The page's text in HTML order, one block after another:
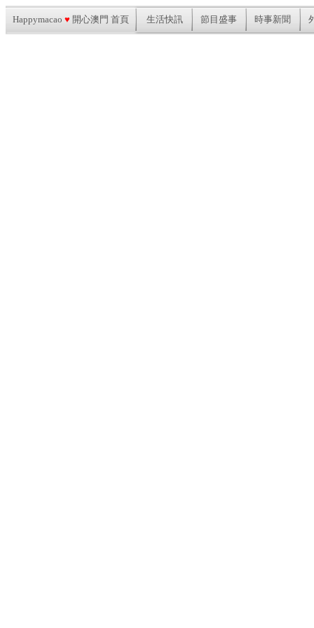
Happymacao ♥ 開心澳門 首頁 生活快訊 節目盛事 時事新聞